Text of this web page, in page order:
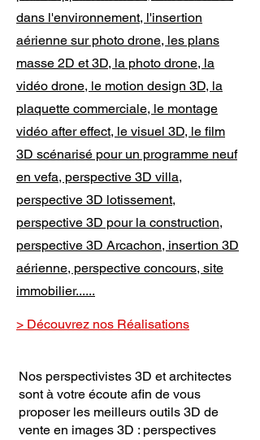
dans l'environnement, l'insertion
aérienne sur photo drone, les plans
masse 2D et 3D, la photo drone, la
vidéo drone, le motion design 3D, la
plaquette commerciale, le montage
vidéo after effect, le visuel 3D, le film
3D scénarisé pour un programme neuf
en vefa, perspective 3D villa,
perspective 3D lotissement,
perspective 3D pour la construction,
perspective 3D Arcachon, insertion 3D
aérienne, perspective concours, site
immobilier......
> Découvrez nos Réalisations
Nos perspectivistes 3D et architectes
sont à votre écoute afin de vous
proposer les meilleurs outils 3D de
vente en images 3D : perspectives